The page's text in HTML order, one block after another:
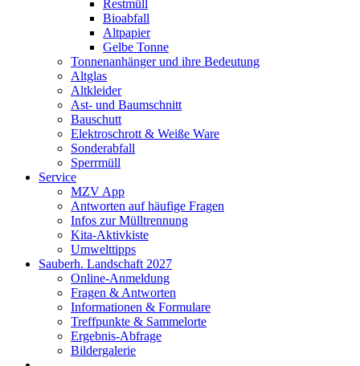
Restmüll
Bioabfall
Altpapier
Gelbe Tonne
Tonnenanhänger und ihre Bedeutung
Altglas
Altkleider
Ast- und Baumschnitt
Bauschutt
Elektroschrott & Weiße Ware
Sonderabfall
Sperrmüll
Service
MZV App
Antworten auf häufige Fragen
Infos zur Mülltrennung
Kita-Aktivkiste
Umwelttipps
Sauberh. Landschaft 2027
Online-Anmeldung
Fragen & Antworten
Informationen & Formulare
Treffpunkte & Sammelorte
Ergebnis-Abfrage
Bildergalerie